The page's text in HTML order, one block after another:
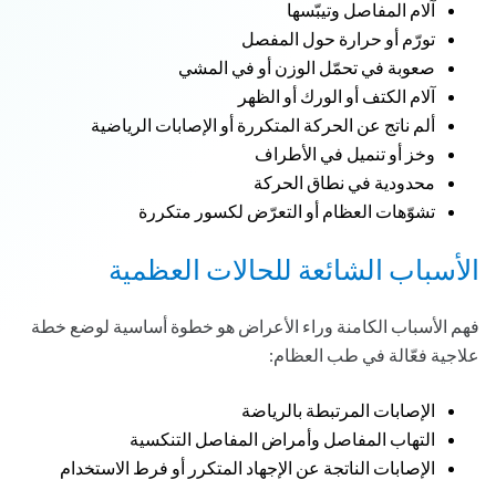
آلام المفاصل وتيبّسها
تورّم أو حرارة حول المفصل
صعوبة في تحمّل الوزن أو في المشي
آلام الكتف أو الورك أو الظهر
ألم ناتج عن الحركة المتكررة أو الإصابات الرياضية
وخز أو تنميل في الأطراف
محدودية في نطاق الحركة
تشوّهات العظام أو التعرّض لكسور متكررة
الأسباب الشائعة للحالات العظمية
فهم الأسباب الكامنة وراء الأعراض هو خطوة أساسية لوضع خطة
علاجية فعّالة في طب العظام:
الإصابات المرتبطة بالرياضة
التهاب المفاصل وأمراض المفاصل التنكسية
الإصابات الناتجة عن الإجهاد المتكرر أو فرط الاستخدام